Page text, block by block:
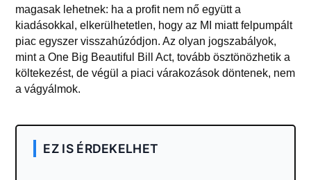
magasak lehetnek: ha a profit nem nő együtt a
kiadásokkal, elkerülhetetlen, hogy az MI miatt felpumpált
piac egyszer visszahúzódjon. Az olyan jogszabályok,
mint a One Big Beautiful Bill Act, tovább ösztönözhetik a
költekezést, de végül a piaci várakozások döntenek, nem
a vágyálmok.
EZ IS ÉRDEKELHET